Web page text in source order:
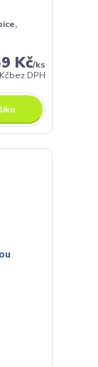
Kč/ks
bez DPH